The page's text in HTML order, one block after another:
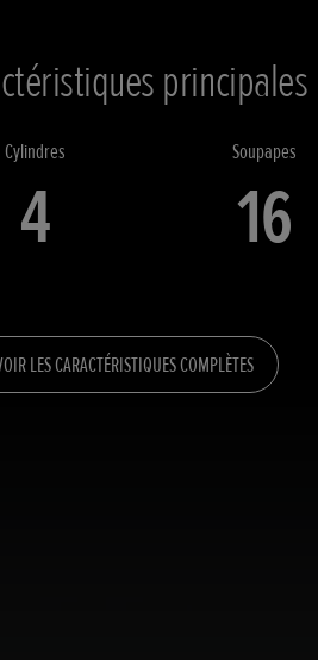
principales
Cylindres
4
Soupapes
16
LES CARACTÉRISTIQUES COMPLÈTES